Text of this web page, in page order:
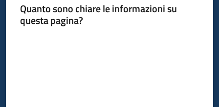
Quanto sono chiare le informazioni su
questa pagina?